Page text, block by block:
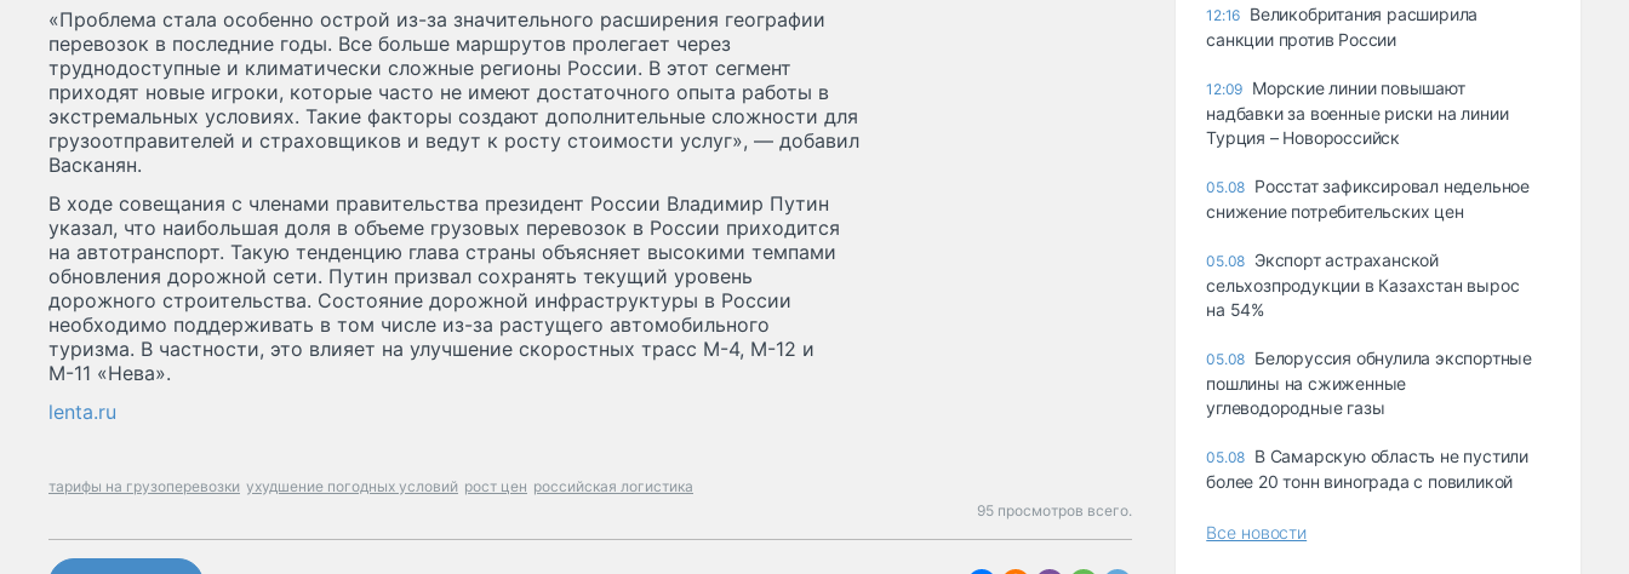
«Проблема стала особенно острой из-за значительного расширения географии
перевозок в последние годы. Все больше маршрутов пролегает через
труднодоступные и климатически сложные регионы России. В этот сегмент
приходят новые игроки, которые часто не имеют достаточного опыта работы в
экстремальных условиях. Такие факторы создают дополнительные сложности для
грузоотправителей и страховщиков и ведут к росту стоимости услуг», — добавил
Васканян.
В ходе совещания с членами правительства президент России Владимир Путин
указал, что наибольшая доля в объеме грузовых перевозок в России приходится
на автотранспорт. Такую тенденцию глава страны объясняет высокими темпами
обновления дорожной сети. Путин призвал сохранять текущий уровень
дорожного строительства. Cостояние дорожной инфраструктуры в России
необходимо поддерживать в том числе из-за растущего автомобильного
туризма. В частности, это влияет на улучшение скоростных трасс М-4, М-12 и
М-11 «Нева».
lenta.ru
тарифы на грузоперевозки ухудшение погодных условий рост цен российская логистика
95 просмотров всего.
12:16 Великобритания расширила
санкции против России
12:09 Морские линии повышают
надбавки за военные риски на линии
Турция – Новороссийск
05.08 Росстат зафиксировал недельное
снижение потребительских цен
05.08 Экспорт астраханской
сельхозпродукции в Казахстан вырос
на 54%
05.08 Белоруссия обнулила экспортные
пошлины на сжиженные
углеводородные газы
05.08 В Самарскую область не пустили
более 20 тонн винограда с повиликой
Все новости